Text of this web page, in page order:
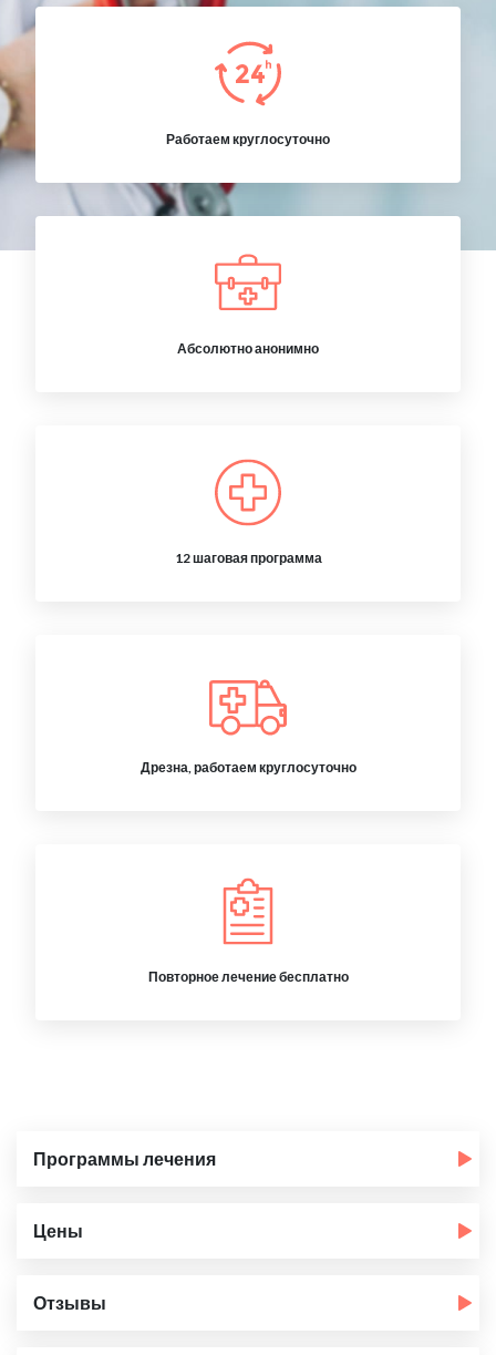
Работаем круглосуточно
Абсолютно анонимно
12 шаговая программа
Дрезна, работаем круглосуточно
Повторное лечение бесплатно
Программы лечения
Цены
Отзывы